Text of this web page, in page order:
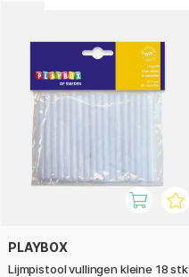
PLAYBOX
Lijmpistool vullingen kleine 18 stk